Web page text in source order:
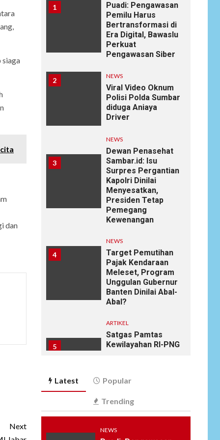
siaga
dan
Next
1
Puadi: Pengawasan
Pemilu Harus
Bertransformasi di
Era Digital, Bawaslu
Perkuat
Pengawasan Siber
2 NEWS
Viral Video Oknum
Polisi Polda Sumbar
diduga Aniaya
Driver
3
NEWS
Dewan Penasehat
Sambar.id: Isu
Surpres Pergantian
Kapolri Dinilai
Menyesatkan,
Presiden Tetap
Pemegang
Kewenangan
4
NEWS
Target Pemutihan
Pajak Kendaraan
Meleset, Program
Unggulan Gubernur
Banten Dinilai Abal-
Abal?
5
ARTIKEL
Satgas Pamtas
Kewilayahan RI-PNG
Pendidik di Sekolah
Susu
6
Latest Popular
Trending
NEWS